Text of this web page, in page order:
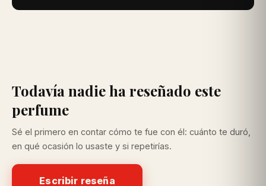
Todavía nadie ha reseñado este
perfume
Sé el primero en contar cómo te fue con él: cuánto te duró,
en qué ocasión lo usaste y si repetirías.
Escribir reseña